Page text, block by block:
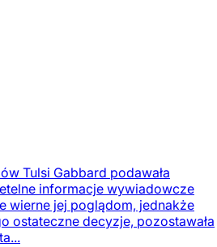
Tulsi Gabbard podawała
informacje wywiadowcze
wierne jej poglądom, jednakże
ostateczne decyzje, pozostawała